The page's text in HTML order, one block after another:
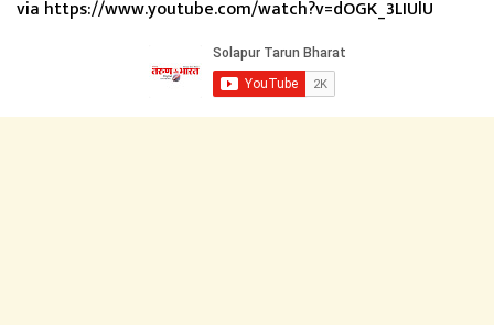
via https://www.youtube.com/watch?v=dOGK_3LIUlU